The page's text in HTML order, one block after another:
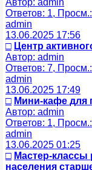
Автор: admin
Ответов: 1,
admin
13.06.2025 17:56
□ Центр
Автор: admin
Ответов: 7,
admin
13.06.2025 17:49
□ Мини-кафе
Автор: admin
Ответов: 1,
admin
13.06.2025 01:25
□ Мастер-классы
населения